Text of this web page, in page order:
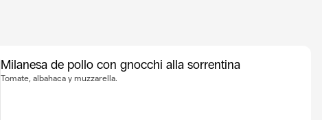
Milanesa de pollo con gnocchi alla sorrentina
Tomate, albahaca y muzzarella.